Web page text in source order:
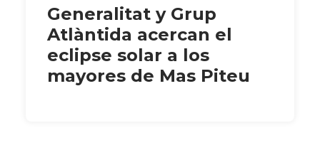
Generalitat y Grup
Atlàntida acercan el
eclipse solar a los
mayores de Mas Piteu